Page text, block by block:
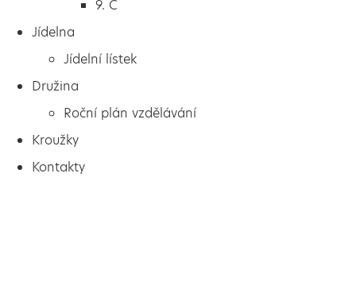
9. C
Jídelna
Jídelní lístek
Družina
Roční plán vzdělávání
Kroužky
Kontakty